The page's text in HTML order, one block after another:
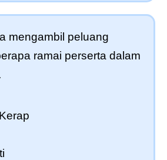
mengambil peluang
ramai perserta dalam